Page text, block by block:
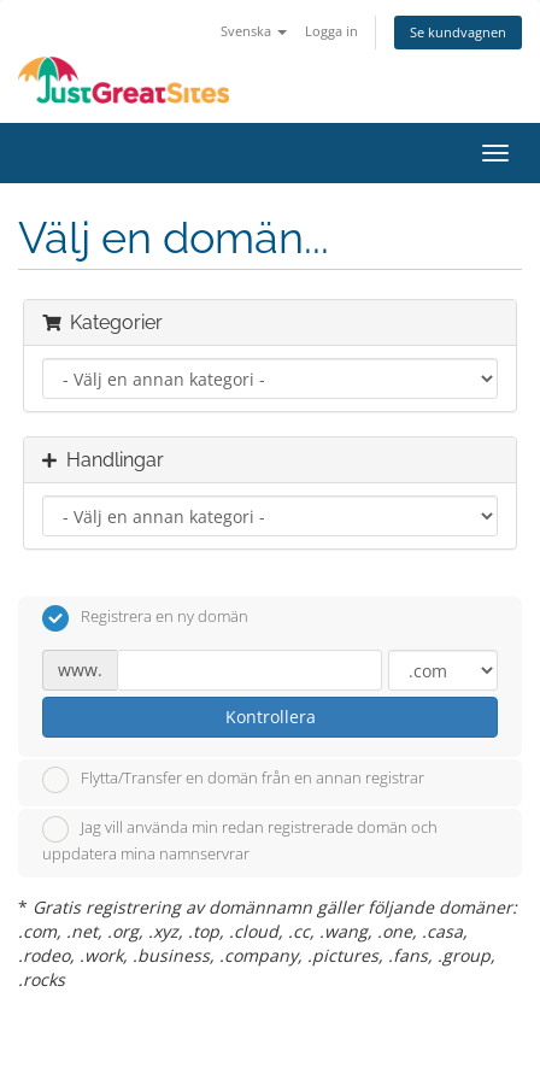
Svenska Logga in Se kundvagnen
Växla
Välj en domän...
Kategorier
Handlingar
Registrera en ny domän
www.
Kontrollera
Flytta/Transfer en domän från en annan registrar
Jag vill använda min redan registrerade domän och
uppdatera mina namnservrar
* Gratis registrering av domännamn gäller följande domäner:
.com, .net, .org, .xyz, .top, .cloud, .cc, .wang, .one, .casa,
.rodeo, .work, .business, .company, .pictures, .fans, .group,
.rocks